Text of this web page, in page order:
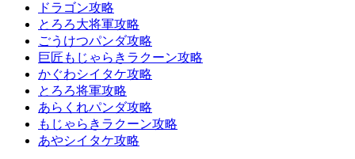
ドラゴン攻略
とろろ大将軍攻略
ごうけつパンダ攻略
巨匠もじゃらきラクーン攻略
かぐわシイタケ攻略
とろろ将軍攻略
あらくれパンダ攻略
もじゃらきラクーン攻略
あやシイタケ攻略